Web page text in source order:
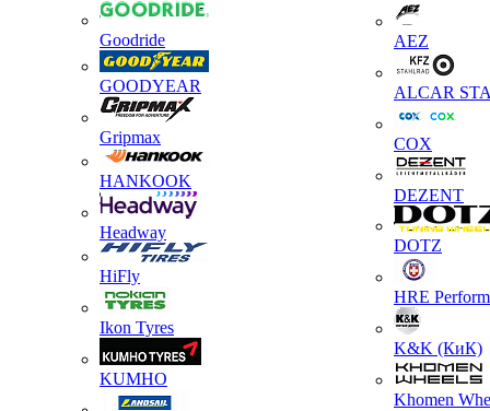
Goodride
GOODYEAR
Gripmax
HANKOOK
Headway
HiFly
Ikon Tyres
KUMHO
AEZ
ALCAR
COX
DEZENT
DOTZ
HRE
K&K (КиК)
Khomen